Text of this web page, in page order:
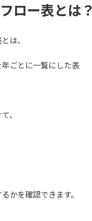
ロー表とは？
は、
ごとに一覧にした表
、
かを確認できます。